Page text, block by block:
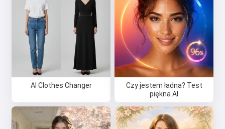
AI Clothes Changer
Czy jestem ładna? Test
piękna AI